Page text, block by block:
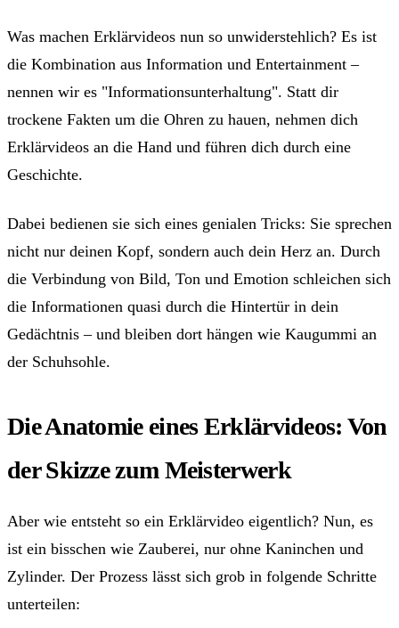
Was machen Erklärvideos nun so unwiderstehlich? Es ist
die Kombination aus Information und Entertainment –
nennen wir es "Informationsunterhaltung". Statt dir
trockene Fakten um die Ohren zu hauen, nehmen dich
Erklärvideos an die Hand und führen dich durch eine
Geschichte.
Dabei bedienen sie sich eines genialen Tricks: Sie sprechen
nicht nur deinen Kopf, sondern auch dein Herz an. Durch
die Verbindung von Bild, Ton und Emotion schleichen sich
die Informationen quasi durch die Hintertür in dein
Gedächtnis – und bleiben dort hängen wie Kaugummi an
der Schuhsohle.
Die Anatomie eines Erklärvideos: Von
der Skizze zum Meisterwerk
Aber wie entsteht so ein Erklärvideo eigentlich? Nun, es
ist ein bisschen wie Zauberei, nur ohne Kaninchen und
Zylinder. Der Prozess lässt sich grob in folgende Schritte
unterteilen: